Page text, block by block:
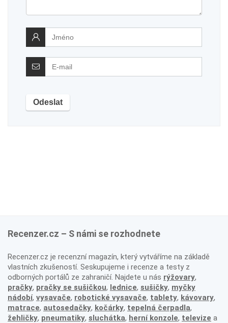
Recenzer.cz – S námi se rozhodnete
Recenzer.cz je recenzní magazín, který vytváříme na základě
vlastních zkušeností. Seskupujeme i recenze a testy z
odborných portálů ze zahraničí. Najdete u nás rýžovary,
pračky, pračky se sušičkou, lednice, sušičky, myčky
nádobí, vysavače, robotické vysavače, tablety, kávovary,
matrace, autosedačky, kočárky, tepelná čerpadla,
žehličky, pneumatiky, sluchátka, herní konzole, televize a